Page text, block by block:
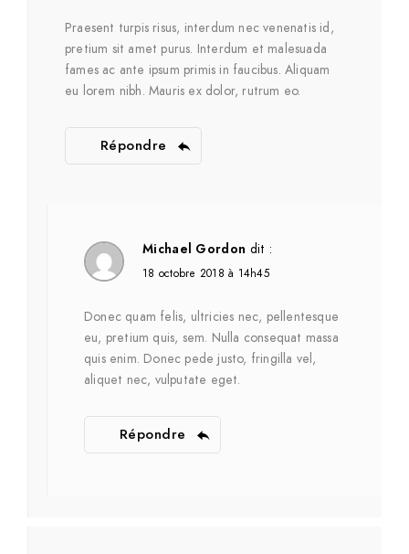
Praesent turpis risus, interdum nec venenatis id,
pretium sit amet purus. Interdum et malesuada
fames ac ante ipsum primis in faucibus. Aliquam
eu lorem nibh. Mauris ex dolor, rutrum eo.
Répondre
Michael Gordon dit :
18 octobre 2018 à 14h45
Donec quam felis, ultricies nec, pellentesque
eu, pretium quis, sem. Nulla consequat massa
quis enim. Donec pede justo, fringilla vel,
aliquet nec, vulputate eget.
Répondre